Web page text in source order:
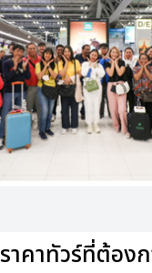
ราคาทัวร์ที่ต้อง